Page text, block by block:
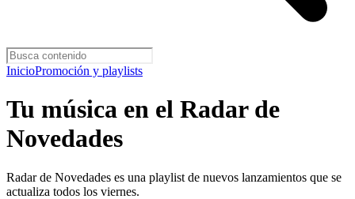
InicioPromoción y playlists
Tu música en el Radar de
Novedades
Radar de Novedades es una playlist de nuevos lanzamientos que se
actualiza todos los viernes.